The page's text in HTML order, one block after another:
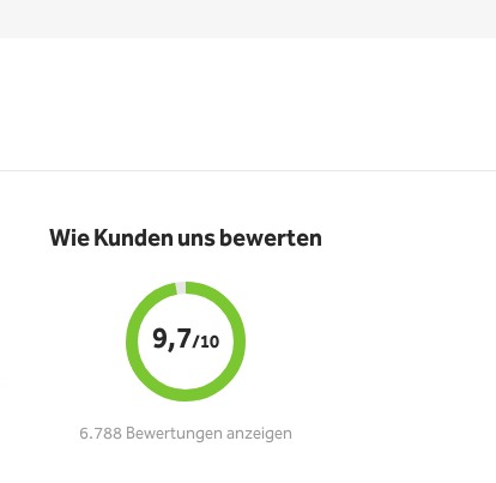
Wie Kunden uns bewerten
9,7/10
6.788 Bewertungen anzeigen